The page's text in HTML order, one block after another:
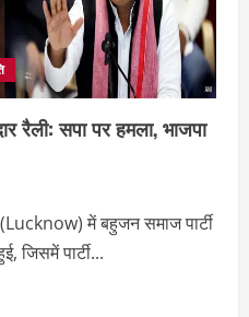
रैली: सपा पर हमला, भाजपा
में बहुजन समाज पार्टी
जिसमें पार्टी...